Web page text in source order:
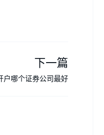
下一篇
户哪个证券公司最好